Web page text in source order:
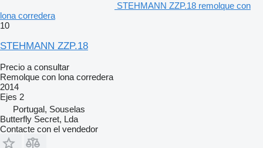
STEHMANN ZZP.18 remolque con
lona corredera
10
STEHMANN ZZP.18
Precio a consultar
Remolque con lona corredera
2014
Ejes 2
Portugal, Souselas
Butterfly Secret, Lda
Contacte con el vendedor